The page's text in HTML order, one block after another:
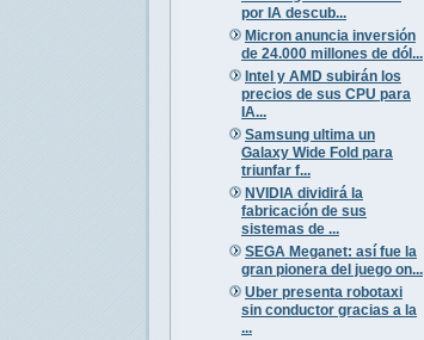
por IA descub...
Micron anuncia inversión
de 24.000 millones de dól...
Intel y AMD subirán los
precios de sus CPU para
IA...
Samsung ultima un
Galaxy Wide Fold para
triunfar f...
NVIDIA dividirá la
fabricación de sus
sistemas de ...
SEGA Meganet: así fue la
gran pionera del juego on...
Uber presenta robotaxi
sin conductor gracias a la
...